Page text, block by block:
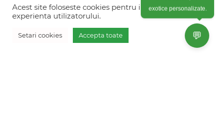
+40770 574 088
info@freshholidays.ro
Acest site foloseste cookies pentru imbunatati
experienta utilizatorului.
Setari cookies Accepta toate 💬
exotice personalizate.